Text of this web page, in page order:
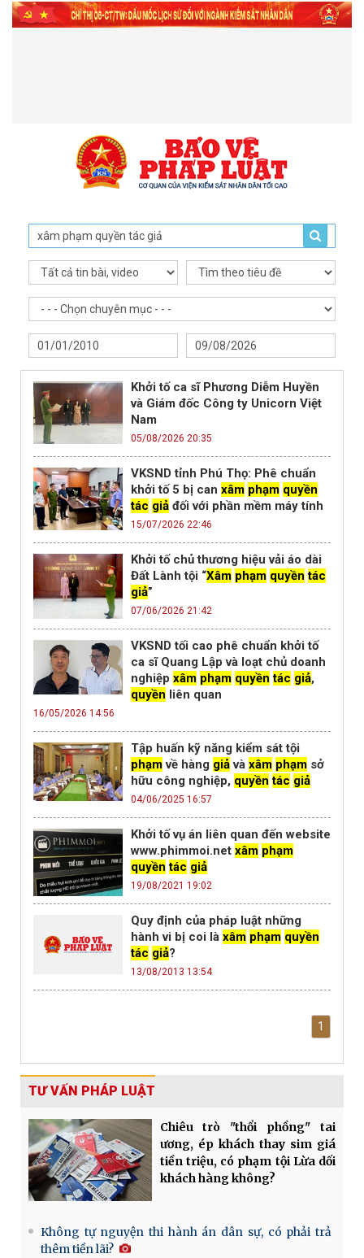
Khởi tố ca sĩ Phương Diễm Huyền
và Giám đốc Công ty Unicorn Việt
Nam
05/08/2026 20:35
VKSND tỉnh Phú Thọ: Phê chuẩn
khởi tố 5 bị can xâm phạm quyền
tác giả đối với phần mềm máy tính
15/07/2026 22:46
Khởi tố chủ thương hiệu vải áo dài
Đất Lành tội “Xâm phạm quyền tác
giả”
07/06/2026 21:42
VKSND tối cao phê chuẩn khởi tố
ca sĩ Quang Lập và loạt chủ doanh
nghiệp xâm phạm quyền tác giả,
quyền liên quan
16/05/2026 14:56
Tập huấn kỹ năng kiểm sát tội
phạmvề hàng giảvà xâm phạm sở
hữu công nghiệp, quyền tác giả
04/06/2025 16:57
Khởi tố vụ án liên quan đến website
www.phimmoi.net xâm phạm
quyền tác giả
19/08/2021 19:02
Quy định của pháp luật những
hành vi bị coi là xâm phạm quyền
tác giả?
13/08/2013 13:54
1
TƯ VẤN PHÁP LUẬT
Chiêu trò "thổi phồng" tai
ương, ép khách thay sim giá
tiền triệu, có phạm tội Lừa dối
khách hàng không?
Không tự nguyện thi hành án dân sự, có phải trả
thêm tiền lãi?